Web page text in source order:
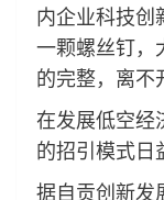
内企业科技创
一颗螺丝钉，
的完整，离不
在发展低空经
的招引模式日
据自贡创新发